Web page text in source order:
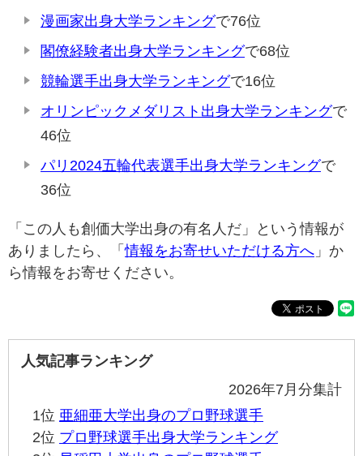
漫画家出身大学ランキングで76位
閣僚経験者出身大学ランキングで68位
競輪選手出身大学ランキングで16位
オリンピックメダリスト出身大学ランキングで
46位
パリ2024五輪代表選手出身大学ランキングで
36位
「この人も創価大学出身の有名人だ」という情報が
ありましたら、「情報をお寄せいただける方へ 」か
ら情報をお寄せください。
人気記事ランキング
2026年7月分集計
1位 亜細亜大学出身のプロ野球選手
2位 プロ野球選手出身大学ランキング